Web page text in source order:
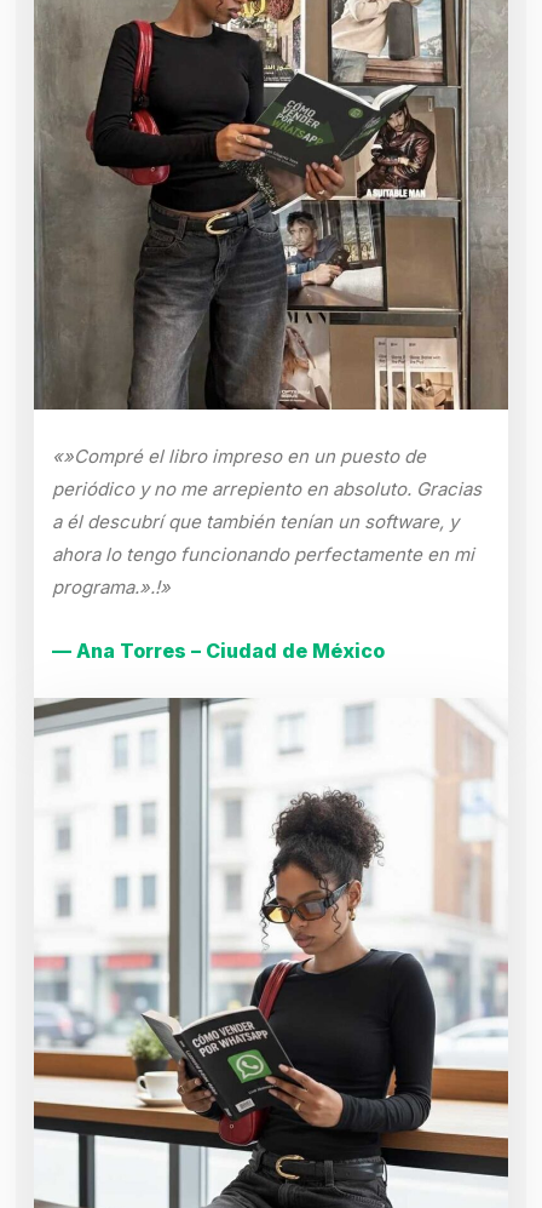
«»Compré el libro impreso en un puesto de
periódico y no me arrepiento en absoluto. Gracias
a él descubrí que también tenían un software, y
ahora lo tengo funcionando perfectamente en mi
programa.».!»
— Ana Torres – Ciudad de México